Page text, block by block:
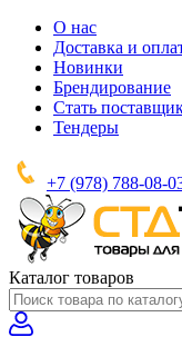
О нас
Доставка и
Новинки
Брендирование
Стать
Тендеры
+7 (978) 788-08-
Каталог товаров